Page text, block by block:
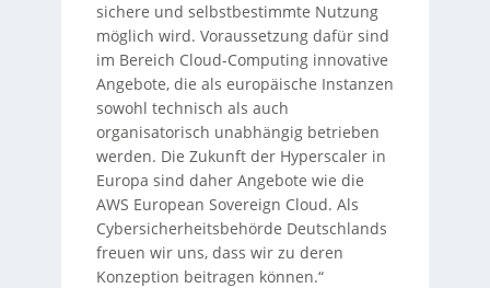
sichere und selbstbestimmte Nutzung
möglich wird. Voraussetzung dafür sind
im Bereich Cloud-Computing innovative
Angebote, die als europäische Instanzen
sowohl technisch als auch
organisatorisch unabhängig betrieben
werden. Die Zukunft der Hyperscaler in
Europa sind daher Angebote wie die
AWS European Sovereign Cloud. Als
Cybersicherheitsbehörde Deutschlands
freuen wir uns, dass wir zu deren
Konzeption beitragen können.“